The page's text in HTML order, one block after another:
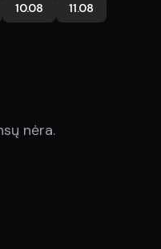
10.08 11.08
nėra.